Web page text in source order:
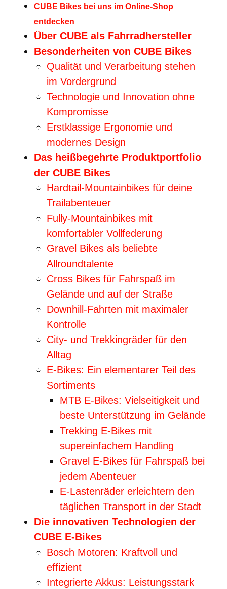
CUBE Bikes bei uns im Online-Shop
entdecken
Über CUBE als Fahrradhersteller
Besonderheiten von CUBE Bikes
Qualität und Verarbeitung stehen
im Vordergrund
Technologie und Innovation ohne
Kompromisse
Erstklassige Ergonomie und
modernes Design
Das heißbegehrte Produktportfolio
der CUBE Bikes
Hardtail-Mountainbikes für deine
Trailabenteuer
Fully-Mountainbikes mit
komfortabler Vollfederung
Gravel Bikes als beliebte
Allroundtalente
Cross Bikes für Fahrspaß im
Gelände und auf der Straße
Downhill-Fahrten mit maximaler
Kontrolle
City- und Trekkingräder für den
Alltag
E-Bikes: Ein elementarer Teil des
Sortiments
MTB E-Bikes: Vielseitigkeit und
beste Unterstützung im Gelände
Trekking E-Bikes mit
supereinfachem Handling
Gravel E-Bikes für Fahrspaß bei
jedem Abenteuer
E-Lastenräder erleichtern den
täglichen Transport in der Stadt
Die innovativen Technologien der
CUBE E-Bikes
Bosch Motoren: Kraftvoll und
effizient
Integrierte Akkus: Leistungsstark